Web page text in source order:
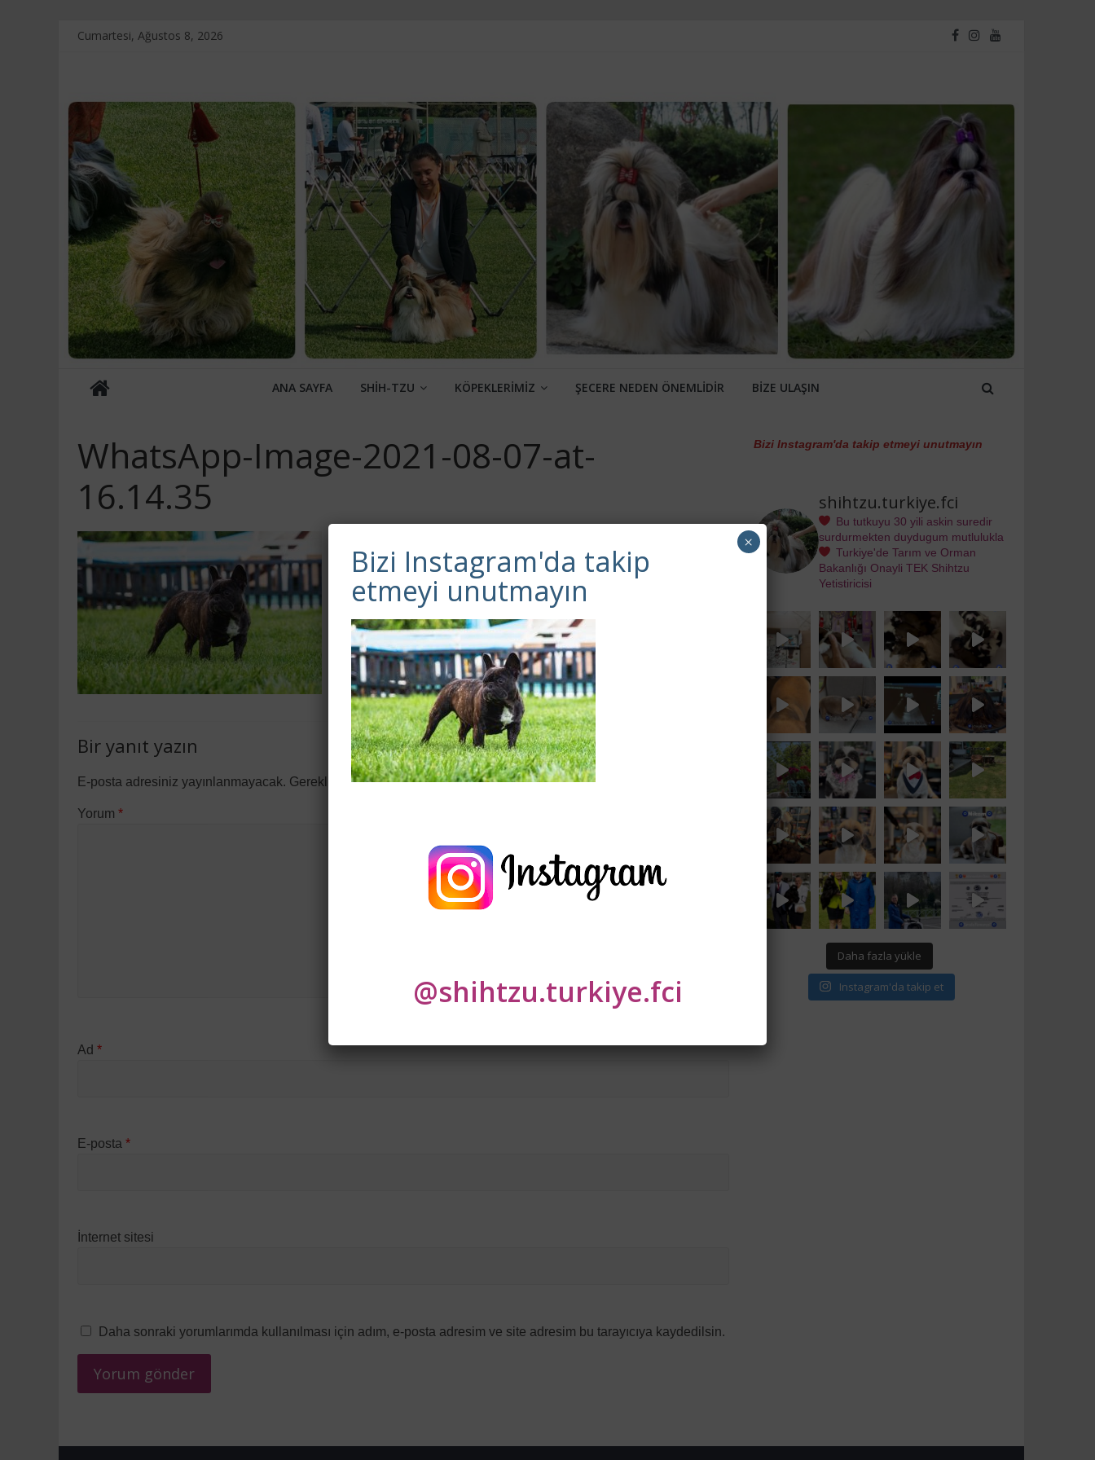
SkipCumartesi, Ağustos 8, 2026
Touche
D'amour
Kennel
ANA SAYFA SHİH-TZU KÖPEKLERİMİZ ŞECERE NEDEN ÖNEMLİDİR BIZE ULAŞIN
WhatsApp-Image-2021-08-07-at-
16.14.35
Bir yanıt yazın
E-posta adresiniz yayınlanmayacak. Gerekli alanlar*ile işaretlenmişlerdir
Yorum *
Ad *
E-posta *
İnternet sitesi
Daha sonraki yorumlarımda kullanılması için adım, e-posta adresim ve site adresim bu tarayıcıya kaydedilsin.
Bizi Instagram'da takip etmeyi unutmayın
shihtzu.turkiye.fci
Bu tutkuyu 30 yili askin suredir
surdurmekten duydugum mutlulukla
Turkiye'de Tarım ve Orman
Bakanlığı Onayli TEK Shihtzu
Yetistiricisi
Daha fazla yükle
Instagram'da takip et
Bizi Instagram'da takip
etmeyi unutmayın
@shihtzu.turkiye.fci
×